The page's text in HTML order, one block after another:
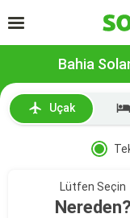
Bahia
Uçak
Lütfen Seçin
Nereden?